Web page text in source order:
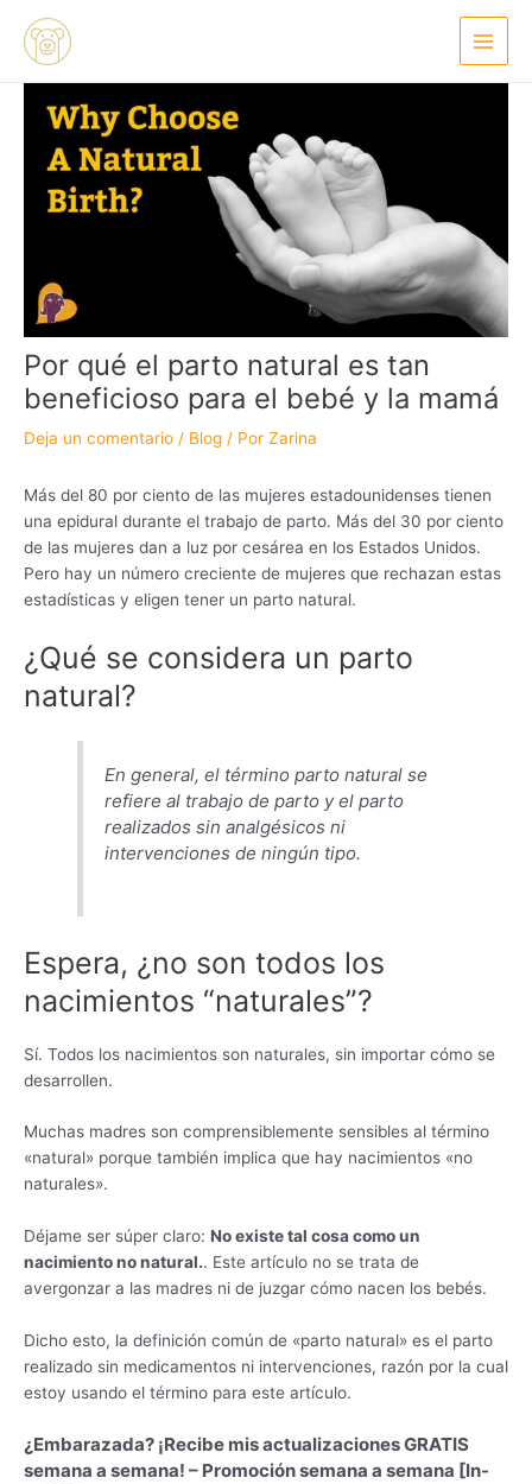
contenido
Main
Menu
Por qué el parto natural es tan
beneficioso para el bebé y la mamá
Deja un comentario / Blog / Por Zarina
Más del 80 por ciento de las mujeres estadounidenses tienen
una epidural durante el trabajo de parto. Más del 30 por ciento
de las mujeres dan a luz por cesárea en los Estados Unidos.
Pero hay un número creciente de mujeres que rechazan estas
estadísticas y eligen tener un parto natural.
¿Qué se considera un parto
natural?
En general, el término parto natural se
refiere al trabajo de parto y el parto
realizados sin analgésicos ni
intervenciones de ningún tipo.
Espera, ¿no son todos los
nacimientos “naturales”?
Sí. Todos los nacimientos son naturales, sin importar cómo se
desarrollen.
Muchas madres son comprensiblemente sensibles al término
«natural» porque también implica que hay nacimientos «no
naturales».
Déjame ser súper claro: No existe tal cosa como un
nacimiento no natural.. Este artículo no se trata de
avergonzar a las madres ni de juzgar cómo nacen los bebés.
Dicho esto, la definición común de «parto natural» es el parto
realizado sin medicamentos ni intervenciones, razón por la cual
estoy usando el término para este artículo.
¿Embarazada? ¡Recibe mis actualizaciones GRATIS
semana a semana! – Promoción semana a semana [In-
de
entradas